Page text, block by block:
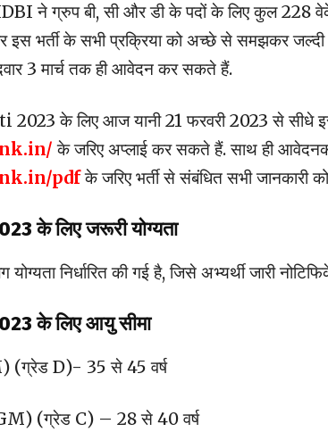
ने ग्रुप बी, सी और डी के पदों के लिए कुल 228
इस भर्ती के सभी प्रक्रिया को अच्छे से समझकर
3 मार्च तक ही आवेदन कर सकते हैं.
2023 के लिए आज यानी 21 फरवरी 2023 से सीधे
के जरिए अप्लाई कर सकते हैं. साथ ही
pdfके जरिए भर्ती से संबंधित सभी जानकारी
के लिए जरूरी योग्यता
निर्धारित की गई है, जिसे अभ्यर्थी जारी
के लिए आयु सीमा
(ग्रेड D)- 35 से 45 वर्ष
(ग्रेड C) – 28 से 40 वर्ष